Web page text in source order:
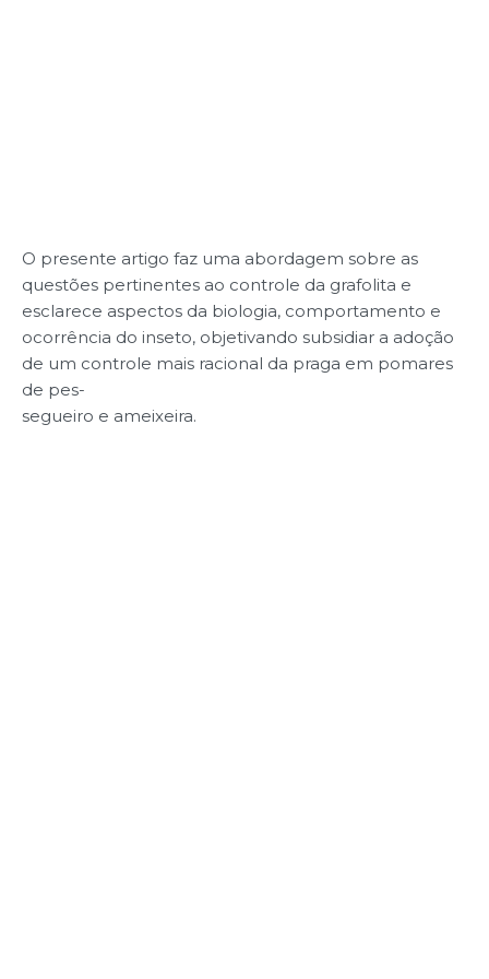
O presente artigo faz uma abordagem sobre as
questões pertinentes ao controle da grafolita e
esclarece aspectos da biologia, comportamento e
ocorrência do inseto, objetivando subsidiar a adoção
de um controle mais racional da praga em pomares
de pes-
segueiro e ameixeira.